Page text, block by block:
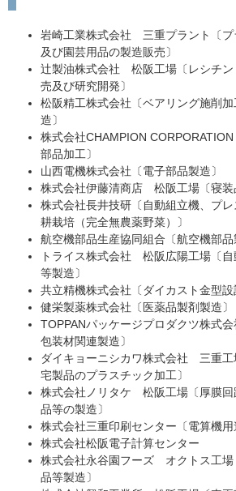
岩崎工業株式会社 三重プラント〔プ
及び園芸用品の製造販売〕
辻製油株式会社 松阪工場〔レシチン
売及び研究開発〕
松阪精工株式会社〔ベアリング施削
造〕
株式会社CHAMPION
部品加工〕
山西電機株式会社〔電子部品製造〕
株式会社伊藤清商店 松阪工場〔寝装
株式会社長井技研〔自動組立機、プ
耕栽培（完全無農薬野菜）〕
航空機部品生産協同組合〔航空機部品
トライス株式会社 松阪広陽工場〔
等製造〕
共立精機株式会社〔ダイカスト金型設
健栄製薬株式会社〔医薬品製剤製造〕
TOPPANパッケージプロダクツ株式
包装材関連製造〕
ダイキョーニシカワ株式会社 三重工
宅製品のプラスチック加工〕
株式会社ノリタケ 松阪工場〔厚膜回
品等の製造〕
株式会社三重印刷センター〔電算機用
株式会社松阪電子計算センター
株式会社永谷園フーズ オクトス工場
品等製造〕